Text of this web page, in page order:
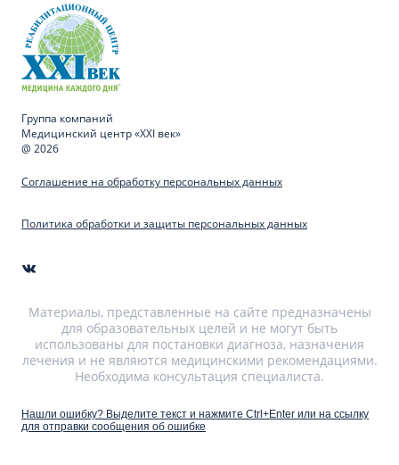
Группа компаний
Медицинский центр «XXI век»
@ 2026
Соглашение на обработку персональных данных
Политика обработки и защиты персональных данных
Материалы, представленные на сайте предназначены
для образовательных целей и не могут быть
использованы для постановки диагноза, назначения
лечения и не являются медицинскими рекомендациями.
Необходима консультация специалиста.
Нашли ошибку? Выделите текст и нажмите Ctrl+Enter или на ссылку
для отправки сообщения об ошибке